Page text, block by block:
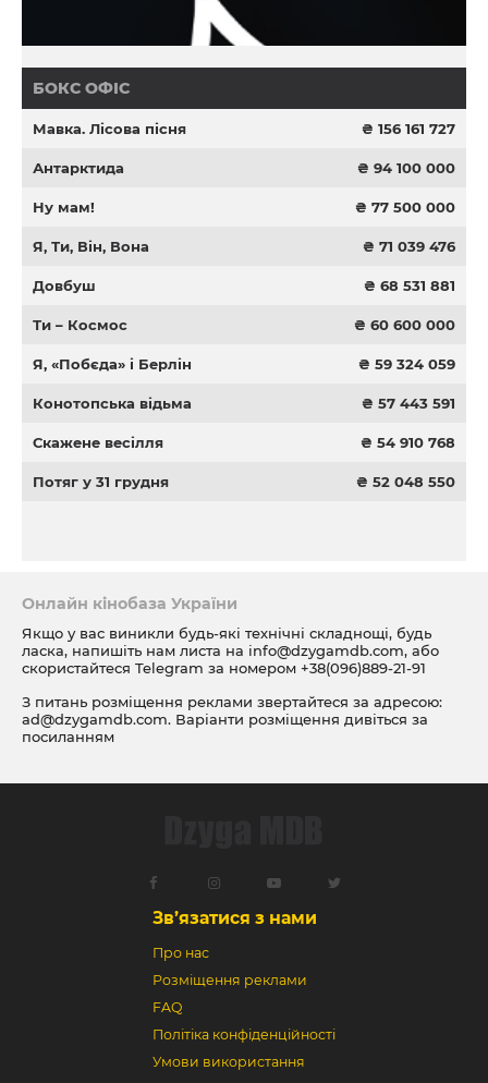
БОКС ОФІС
Мавка. Лісова пісня ₴ 156 161 727
Антарктида ₴ 94 100 000
Ну мам! ₴ 77 500 000
Я, Ти, Він, Вона ₴ 71 039 476
Довбуш ₴ 68 531 881
Ти – Космос ₴ 60 600 000
Я, «Побєда» і Берлін ₴ 59 324 059
Конотопська відьма ₴ 57 443 591
Скажене весілля ₴ 54 910 768
Потяг у 31 грудня ₴ 52 048 550
Онлайн кінобаза України
Якщо у вас виникли будь-які технічні складнощі, будь
ласка, напишіть нам листа на info@dzygamdb.com, або
скористайтеся Telegram за номером +38(096)889-21-91
З питань розміщення реклами звертайтеся за адресою:
ad@dzygamdb.com. Варіанти розміщення дивіться за
посиланням
Зв’язатися з нами
Про нас
Розміщення реклами
FAQ
Політіка конфіденційності
Умови використання